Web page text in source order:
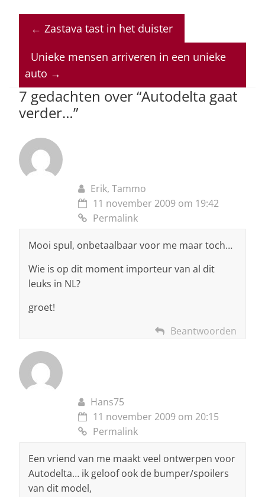
at
s
A
p
p
c
e
b
o
k
k
e
dI
re
a
d
ai
l
← Zastava tast in het duister
Unieke mensen arriveren in een unieke
auto →
7 gedachten over “Autodelta gaat
verder…”
Erik, Tammo
11 november 2009 om 19:42
Permalink
Mooi spul, onbetaalbaar voor me maar toch…
Wie is op dit moment importeur van al dit
leuks in NL?
groet!
Beantwoorden
Hans75
11 november 2009 om 20:15
Permalink
Een vriend van me maakt veel ontwerpen voor
Autodelta… ik geloof ook de bumper/spoilers
van dit model,